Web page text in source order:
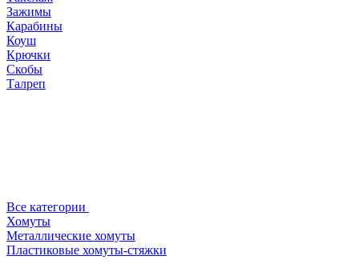
Зажимы
Карабины
Коуш
Крючки
Скобы
Талреп
Все категории
Хомуты
Металлические хомуты
Пластиковые хомуты-стяжки